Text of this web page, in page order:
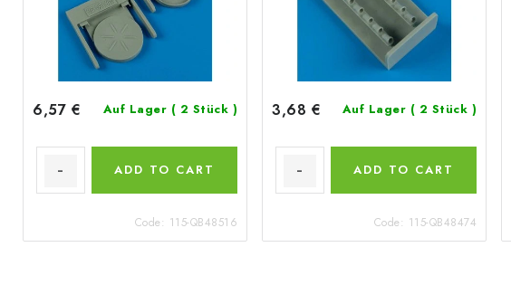
6,57 € Auf Lager ( 2 Stück )
ADD TO CART
Code: 115-QB48516
3,68 € Auf Lager ( 2 Stück )
ADD TO CART
Code: 115-QB48474